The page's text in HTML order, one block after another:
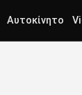
Αυτοκίνητο